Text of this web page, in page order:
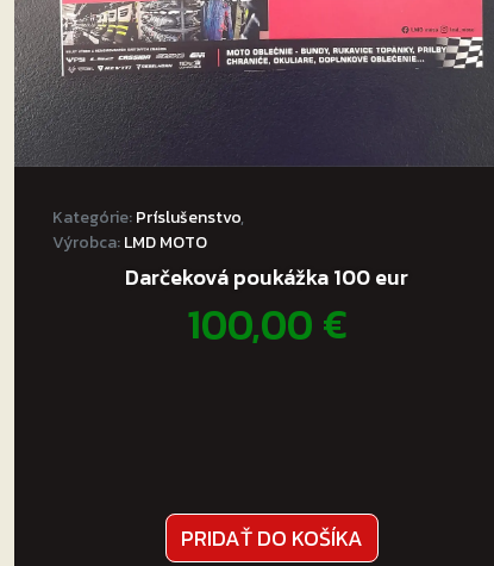
Kategórie:Príslušenstvo,
Výrobca:LMD MOTO
Darčeková poukážka 100 eur
100,00€
PRIDAŤ DO KOŠÍKA